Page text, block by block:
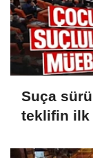
Suça
teklifin ilk